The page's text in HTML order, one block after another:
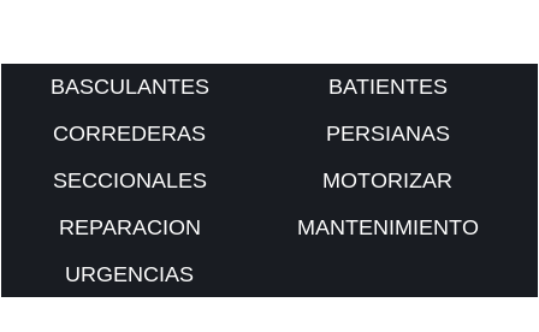
BASCULANTES
BATIENTES
CORREDERAS
PERSIANAS
SECCIONALES
MOTORIZAR
REPARACION
MANTENIMIENTO
URGENCIAS